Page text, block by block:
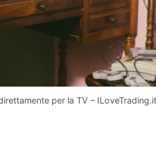
per la TV – ILoveTrading.it